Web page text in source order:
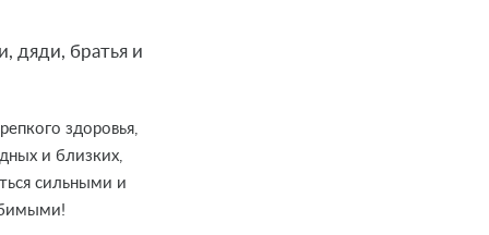
дяди, братья и
здоровья,
и близких,
сильными и